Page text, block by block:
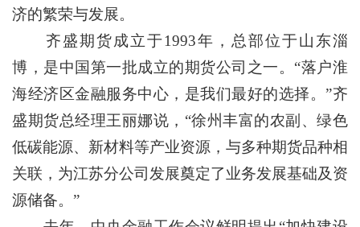
济的繁荣与发展。
齐盛期货成立于1993年，总部位于山东淄
博，是中国第一批成立的期货公司之一。“落户淮
海经济区金融服务中心，是我们最好的选择。”齐
盛期货总经理王丽娜说，“徐州丰富的农副、绿色
低碳能源、新材料等产业资源，与多种期货品种相
关联，为江苏分公司发展奠定了业务发展基础及资
源储备。”